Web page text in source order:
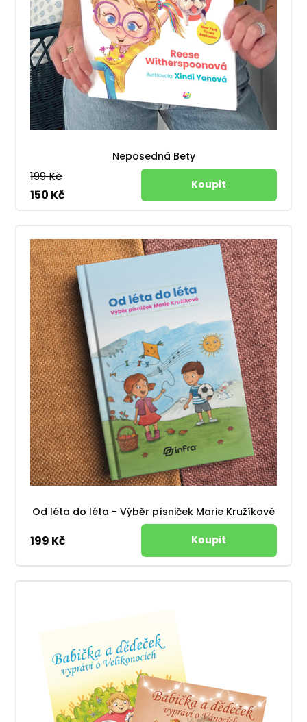
Neposedná Bety
199 Kč
150 Kč
Od léta do léta - Výběr písniček Marie Kružíkové
199 Kč